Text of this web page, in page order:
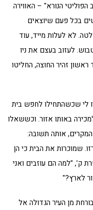
הנורא" – האווירה
בכל פעם שיוצאים
לא לעלות מייד, עוד
לעזוב בעצם את ניו
זהיר החוצה, החליטו
לי שכשהתחילו לחפש בית
באותו אזור. וכששאלו
אותה תשובה:
שמוכרות את הבית כי הן
ק', "למה הם עוזבים ואני
לארץ?"
מן העיר הגדולה אל